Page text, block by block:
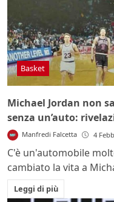
Basket
Michael Jordan non
senza un’auto:
Manfredi Falcetta 4
C'è un'automobile
cambiato la vita a
Leggi di più